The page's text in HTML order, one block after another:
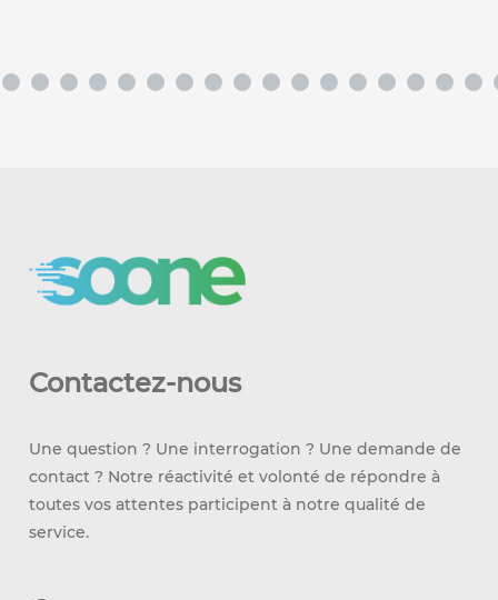
Contactez-nous
Une question ? Une interrogation ? Une demande de
contact ? Notre réactivité et volonté de répondre à
toutes vos attentes participent à notre qualité de
service.